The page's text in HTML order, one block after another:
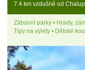
7.4 km vzdušně od
Zábavní parky • Hrady,
Tipy na výlety • Dětské